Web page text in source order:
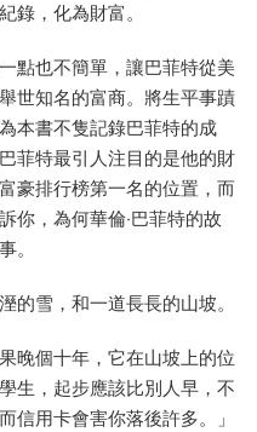
錄，化為財富。
點也不簡單，讓巴菲特從美
世知名的富商。將生平事蹟
本書不隻記錄巴菲特的成
菲特最引人注目的是他的財
豪排行榜第一名的位置，而
你，為何華倫‧巴菲特的故
。
的雪，和一道長長的山坡。
晚個十年，它在山坡上的位
生，起步應該比別人早，不
信用卡會害你落後許多。」